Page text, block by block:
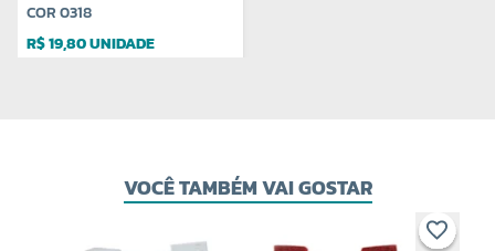
COR 0318
R$ 19,80 UNIDADE
VOCÊ TAMBÉM VAI GOSTAR